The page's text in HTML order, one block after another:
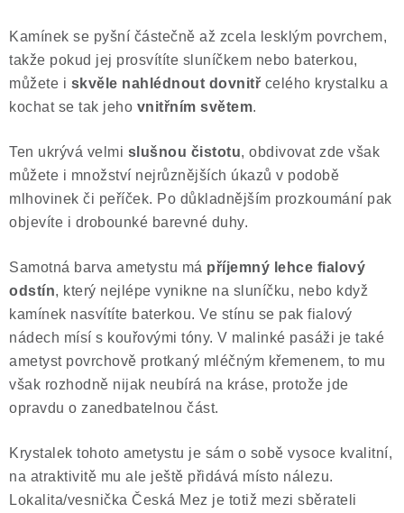
Kamínek se pyšní částečně až zcela lesklým povrchem,
takže pokud jej prosvítíte sluníčkem nebo baterkou,
můžete i skvěle nahlédnout dovnitř celého krystalku a
kochat se tak jeho vnitřním světem.
Ten ukrývá velmi slušnou čistotu, obdivovat zde však
můžete i množství nejrůznějších úkazů v podobě
mlhovinek či peříček. Po důkladnějším prozkoumání pak
objevíte i drobounké barevné duhy.
Samotná barva ametystu má příjemný lehce fialový
odstín, který nejlépe vynikne na sluníčku, nebo když
kamínek nasvítíte baterkou. Ve stínu se pak fialový
nádech mísí s kouřovými tóny. V malinké pasáži je také
ametyst povrchově protkaný mléčným křemenem, to mu
však rozhodně nijak neubírá na kráse, protože jde
opravdu o zanedbatelnou část.
Krystalek tohoto ametystu je sám o sobě vysoce kvalitní,
na atraktivitě mu ale ještě přidává místo nálezu.
Lokalita/vesnička Česká Mez je totiž mezi sběrateli